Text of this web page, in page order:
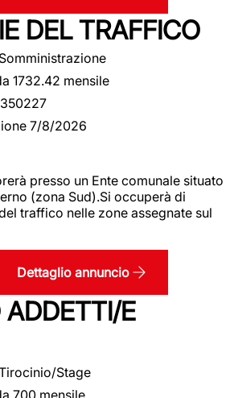
DEL TRAFFICO
Somministrazione
1732.42 mensile
350227
7/8/2026
presso un Ente comunale situato
(zona Sud).Si occuperà di
traffico nelle zone assegnate sul
Dettaglio annuncio
ADDETTI/E
Stage
700 mensile